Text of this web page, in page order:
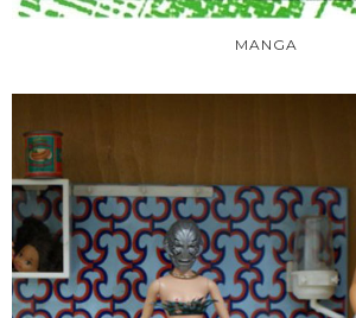
MANGA